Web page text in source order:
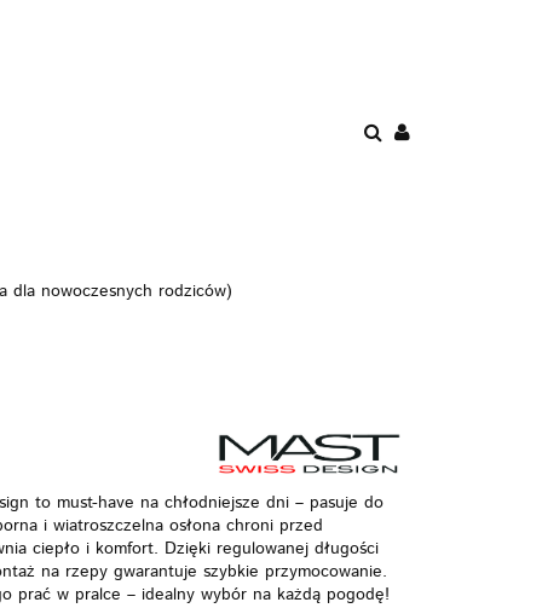
dla nowoczesnych rodziców)
to must-have na chłodniejsze dni – pasuje do
i wiatroszczelna osłona chroni przed
ciepło i komfort. Dzięki regulowanej długości
na rzepy gwarantuje szybkie przymocowanie.
prać w pralce – idealny wybór na każdą pogodę!